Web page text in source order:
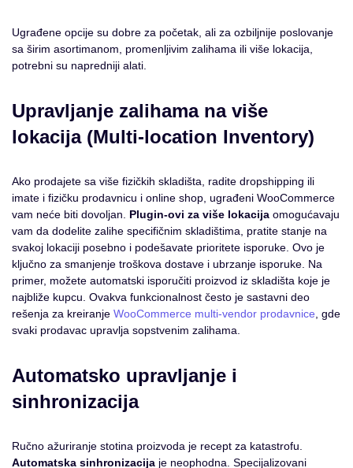
Ugrađene opcije su dobre za početak, ali za ozbiljnije poslovanje
sa širim asortimanom, promenljivim zalihama ili više lokacija,
potrebni su napredniji alati.
Upravljanje zalihama na više
lokacija (Multi-location Inventory)
Ako prodajete sa više fizičkih skladišta, radite dropshipping ili
imate i fizičku prodavnicu i online shop, ugrađeni WooCommerce
vam neće biti dovoljan. Plugin-ovi za više lokacija omogućavaju
vam da dodelite zalihe specifičnim skladištima, pratite stanje na
svakoj lokaciji posebno i podešavate prioritete isporuke. Ovo je
ključno za smanjenje troškova dostave i ubrzanje isporuke. Na
primer, možete automatski isporučiti proizvod iz skladišta koje je
najbliže kupcu. Ovakva funkcionalnost često je sastavni deo
rešenja za kreiranje WooCommerce multi-vendor prodavnice , gde
svaki prodavac upravlja sopstvenim zalihama.
Automatsko upravljanje i
sinhronizacija
Ručno ažuriranje stotina proizvoda je recept za katastrofu.
Automatska sinhronizacija je neophodna. Specijalizovani